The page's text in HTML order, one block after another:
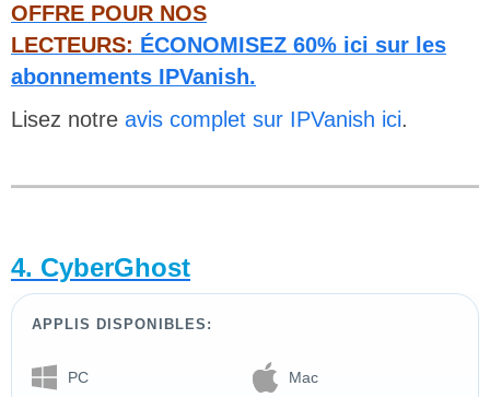
OFFRE POUR NOS
LECTEURS: ÉCONOMISEZ 60% ici sur les
abonnements IPVanish.
Lisez notre avis complet sur IPVanish ici.
4. CyberGhost
APPLIS DISPONIBLES:
PC Mac